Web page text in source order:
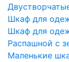
Шкаф для
Шкаф для
Распашной с
Маленькие